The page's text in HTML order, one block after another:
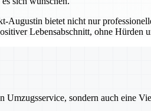
Augustin bietet nicht nur
Lebensabschnitt, ohne Hürden
sondern auch eine